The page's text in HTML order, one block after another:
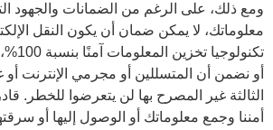
ومع ذلك، على الرغم من الضمانات والجهود
معلوماتك، لا يمكن ضمان أن يكون النقل
أو نضمن أن المتسللين أو مجرمي الإنترنت
الثالثة غير المصرح بها لن يتعرضوا للخطر.
أمننا وجمع معلوماتك أو الوصول إليها أو